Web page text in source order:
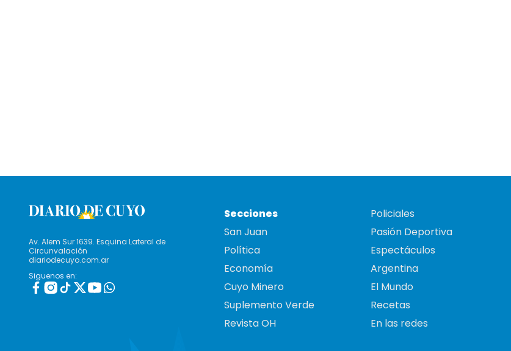
Av. Alem Sur 1639. Esquina Lateral de
Circunvalación
diariodecuyo.com.ar
Siguenos en:
Secciones
San Juan
Política
Economía
Cuyo Minero
Suplemento Verde
Revista OH
Policiales
Pasión Deportiva
Espectáculos
Argentina
El Mundo
Recetas
En las redes